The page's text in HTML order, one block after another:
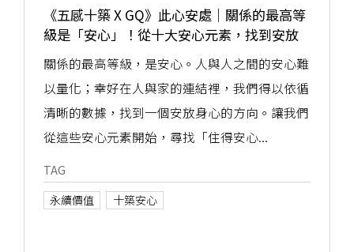
《五感十築 X GQ》此心安處｜關係的最高等
級是「安心」！從十大安心元素，找到安放
身心、住得安心的方法論
關係的最高等級，是安心。人與人之間的安心難
以量化；幸好在人與家的連結裡，我們得以依循
清晰的數據，找到一個安放身心的方向。讓我們
從這些安心元素開始，尋找「住得安心...
TAG
永續價值
十築安心